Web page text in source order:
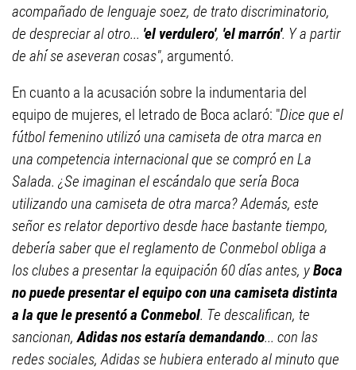
acompañado de lenguaje soez, de trato discriminatorio,
de despreciar al otro... 'el verdulero', 'el marrón'. Y a partir
de ahí se aseveran cosas", argumentó.
En cuanto a la acusación sobre la indumentaria del
equipo de mujeres, el letrado de Boca aclaró: "Dice que el
fútbol femenino utilizó una camiseta de otra marca en
una competencia internacional que se compró en La
Salada. ¿Se imaginan el escándalo que sería Boca
utilizando una camiseta de otra marca? Además, este
señor es relator deportivo desde hace bastante tiempo,
debería saber que el reglamento de Conmebol obliga a
los clubes a presentar la equipación 60 días antes, yBoca
no puede presentar el equipo con una camiseta distinta
a la que le presentó a Conmebol. Te descalifican, te
sancionan,Adidas nos estaría demandando... con las
redes sociales, Adidas se hubiera enterado al minuto que